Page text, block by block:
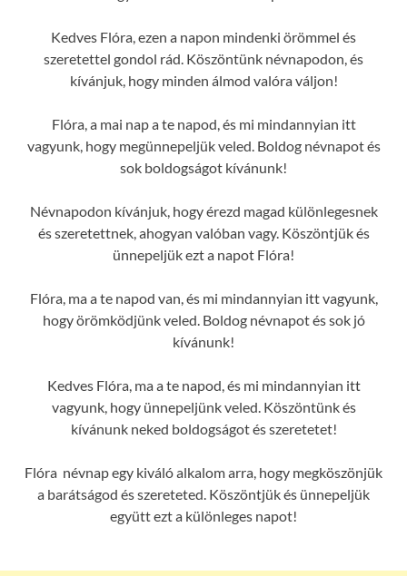
Kedves Flóra, ezen a napon mindenki örömmel és
szeretettel gondol rád. Köszöntünk névnapodon, és
kívánjuk, hogy minden álmod valóra váljon!
Flóra, a mai nap a te napod, és mi mindannyian itt
vagyunk, hogy megünnepeljük veled. Boldog névnapot és
sok boldogságot kívánunk!
Névnapodon kívánjuk, hogy érezd magad különlegesnek
és szeretettnek, ahogyan valóban vagy. Köszöntjük és
ünnepeljük ezt a napot Flóra!
Flóra, ma a te napod van, és mi mindannyian itt vagyunk,
hogy örömködjünk veled. Boldog névnapot és sok jó
kívánunk!
Kedves Flóra, ma a te napod, és mi mindannyian itt
vagyunk, hogy ünnepeljünk veled. Köszöntünk és
kívánunk neked boldogságot és szeretetet!
Flóra névnap egy kiváló alkalom arra, hogy megköszönjük
a barátságod és szereteted. Köszöntjük és ünnepeljük
együtt ezt a különleges napot!